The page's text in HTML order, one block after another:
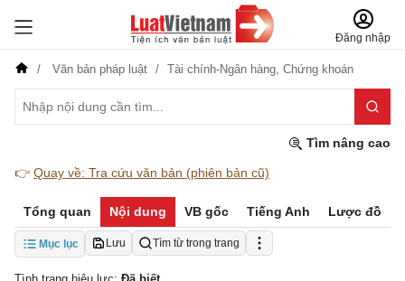
Đăng nhập
Văn bản pháp luật Tài chính-Ngân hàng, Chứng khoán
Tìm nâng cao
👉 Quay về: Tra cứu văn bản (phiên bản cũ)
Tổng quan Nội dung VB gốc Tiếng Anh Lược đồ
Mục lục Lưu Tìm từ trong trang